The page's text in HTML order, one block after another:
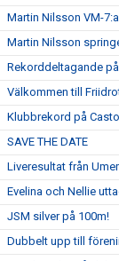
Martin Nilsson VM-
Martin Nilsson
Rekorddeltagande
Välkommen till
Klubbrekord på
SAVE THE DATE
Liveresultat från
Evelina och Nellie
JSM silver på 100m!
Dubbelt upp till